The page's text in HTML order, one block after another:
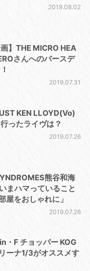
2019.08.02
画】THE MICRO HEA
さんへのバースデ
2019.07.31
KEN LLOYD(Vo)
ったライヴは？
2019.07.26
熊谷和海
まハマっていること
屋をおしゃれに」
2019.07.26
・F チョッパー KOG
ーナ1/3がオススメす